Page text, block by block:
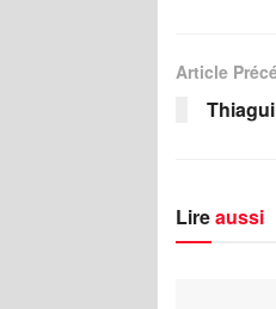
Article
Lireaussi